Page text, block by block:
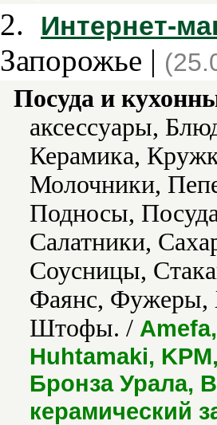
2. Интернет-
Запорожье |
Посуда и
аксессуары,
Керамика,
Молочники,
Подносы,
Салатники,
Соусницы,
Фаянс, Фужеры,
Штофы. /
Huhtamaki,
Бронза Урала,
керамический